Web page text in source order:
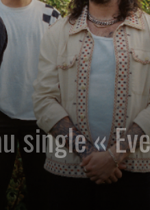
single «